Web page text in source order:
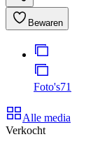
Bewaren
Foto's71
Alle media
Verkocht